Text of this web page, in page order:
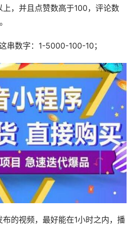
，并且点赞数高于100，评论数
串数字：1-5000-100-10；
的视频，最好能在1小时之内，播